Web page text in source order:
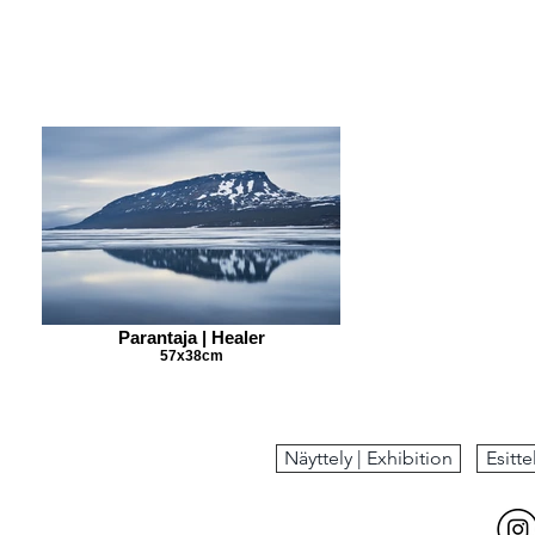
Parantaja | Healer
57x38cm
Näyttely | Exhibition